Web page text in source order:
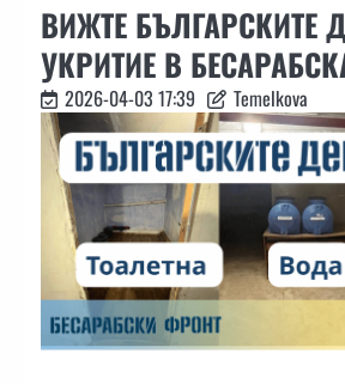
ВИЖТЕ БЪЛГАРСКИТЕ
УКРИТИЕ В
2026-04-03 17:39 Temelkova